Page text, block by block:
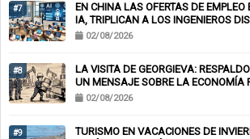
#7
EN CHINA LAS OFERTAS DE
IA, TRIPLICAN A LOS INGENIEROS
02/08/2026
#8
LA VISITA DE GEORGIEVA:
UN MENSAJE SOBRE LA ECONOMÍA
02/08/2026
#9
TURISMO EN VACACIONES DE